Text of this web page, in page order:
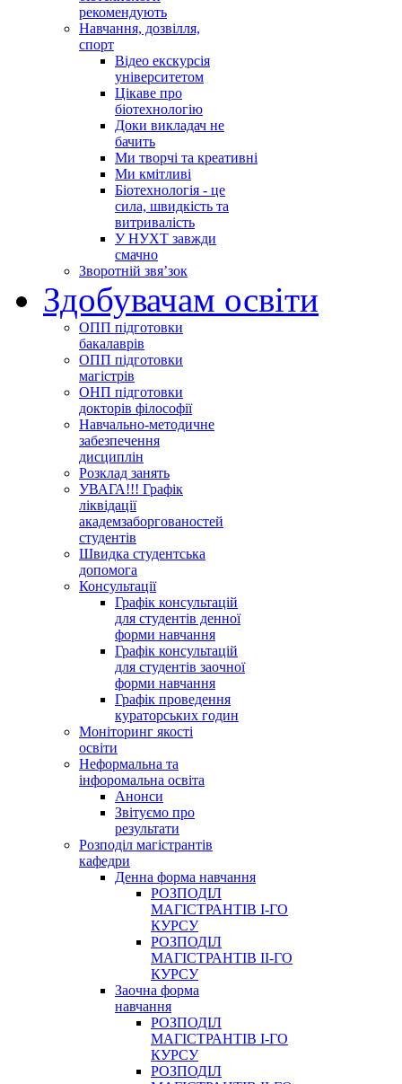
рекомендують
Навчання, дозвілля,
спорт
Відео екскурсія
університетом
Цікаве про
біотехнологію
Доки викладач не
бачить
Ми творчі та креативні
Ми кмітливі
Біотехнологія - це
сила, швидкість та
витривалість
У НУХТ завжди
смачно
Зворотній звя’зок
Здобувачам освіти
ОПП підготовки
бакалаврів
ОПП підготовки
магістрів
ОНП підготовки
докторів філософії
Навчально-методичне
забезпечення
дисциплін
Розклад занять
УВАГА!!! Графік
ліквідації
академзаборгованостей
студентів
Швидка студентська
допомога
Консультації
Графік консультацій
для студентів денної
форми навчання
Графік консультацій
для студентів заочної
форми навчання
Графік проведення
кураторських годин
Моніторинг якості
освіти
Неформальна та
інфоромальна освіта
Анонси
Звітуємо про
результати
Розподіл магістрантів
кафедри
Денна форма навчання
РОЗПОДІЛ
МАГІСТРАНТІВ І-ГО
КУРСУ
РОЗПОДІЛ
МАГІСТРАНТІВ ІІ-ГО
КУРСУ
Заочна форма
навчання
РОЗПОДІЛ
МАГІСТРАНТІВ І-ГО
КУРСУ
РОЗПОДІЛ